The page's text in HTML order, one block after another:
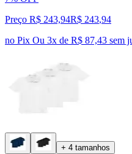
Preço R$ 243,94R$ 243,94
no Pix Ou 3x de R$ 87,43 sem
+ 4 tamanhos